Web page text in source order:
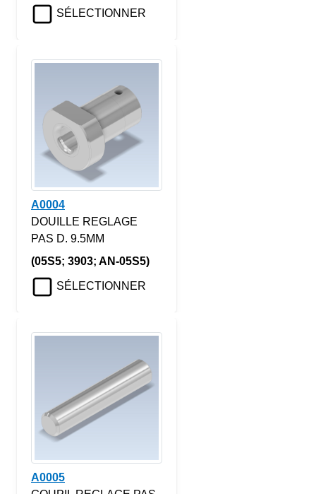
SÉLECTIONNER
A0004
DOUILLE REGLAGE
PAS D. 9.5MM
(05S5; 3903; AN-05S5)
SÉLECTIONNER
A0005